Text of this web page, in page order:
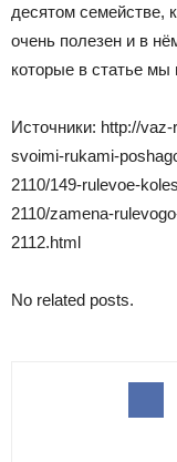
десятом семействе,
очень полезен и в
которые в статье мы
Источники: http://
svoimi-rukami-
2110/149-rulevoe-
2110/zamena-
2112.html
No related posts.